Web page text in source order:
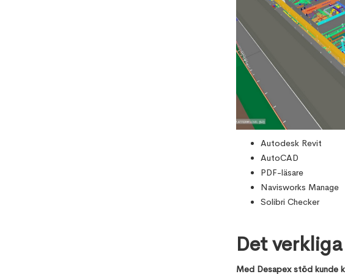
Autodesk Revit
AutoCAD
PDF-läsare
Navisworks Manage
Solibri Checker
Det
Med Desapex stöd kunde